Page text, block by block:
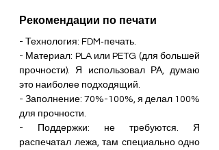
Рекомендации по печати
- Технология: FDM‑печать.
- Материал: PLA или PETG (для большей
прочности). Я использовал РА, думаю
это наиболее подходящий.
- Заполнение: 70%-100%, я делал 100%
для прочности.
- Поддержки: не требуются. Я
распечатал лежа, там специально одно